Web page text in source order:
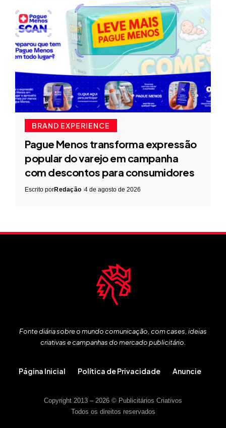
BRAND EXPERIENCE
Pague Menos transforma expressão
popular do varejo em campanha
com descontos para consumidores
Escrito porRedação 4 de agosto de 2026
Fonte diária sobre o mundo comunicação, com cases, ideias
criativas e campanhas do mercado publicitário.
Página Inicial Política de Privacidade Anuncie
Copyright 2013 – 2026 © Publicitários Criativos
Todos os direitos reservados